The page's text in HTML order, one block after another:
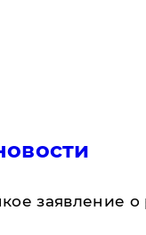
заявление